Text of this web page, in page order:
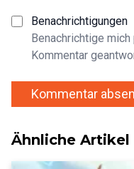
Benachrichtigungen
Benachrichtige
Kommentar
Kommentar
Ähnliche Artikel